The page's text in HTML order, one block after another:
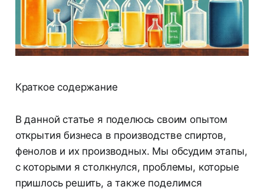
Краткое содержание
В данной статье я поделюсь своим опытом
открытия бизнеса в производстве спиртов,
фенолов и их производных. Мы обсудим этапы,
с которыми я столкнулся, проблемы, которые
пришлось решить, а также поделимся